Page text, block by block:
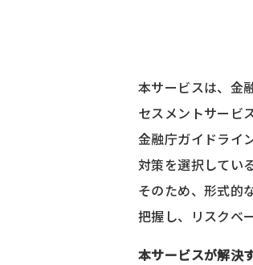
本サービスは、金
セスメントサービ
金融庁ガイドライ
対策を選択してい
そのため、形式的
把握し、リスクベ
本サービスが解決